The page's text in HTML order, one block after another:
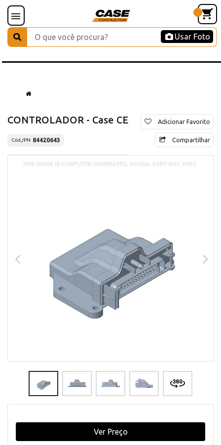
Usar Foto
CONTROLADOR - Case CE
Cód./PN 84420643
Adicionar Favorito
Compartilhar
Ver Preço